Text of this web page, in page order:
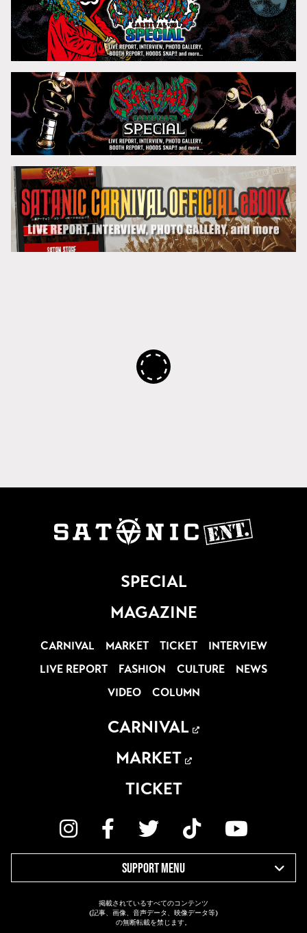
SPECIAL
MAGAZINE
CARNIVAL MARKET TICKET
INTERVIEW
LIVE REPORT
FASHION CULTURE
NEWS
VIDEO
COLUMN
CARNIVAL
MARKET
TICKET
SUPPORT MENU
掲載されているすべてのコンテンツ
(記事、画像、音声データ、映像データ等)
の無断転載を禁じます。